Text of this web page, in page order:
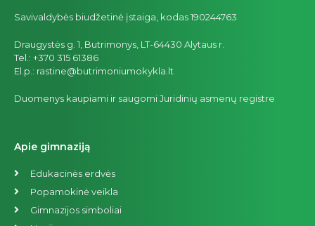
Savivaldybės biudžetinė įstaiga, kodas 190244763
Draugystės g. 1, Butrimonys, LT-64430 Alytaus r.
Tel.: +370 315 61386
El.p.: rastine@butrimoniumokykla.lt
Duomenys kaupiami ir saugomi Juridinių asmenų registre
Apie gimnaziją
Edukacinės erdvės
Popamokinė veikla
Gimnazijos simboliai